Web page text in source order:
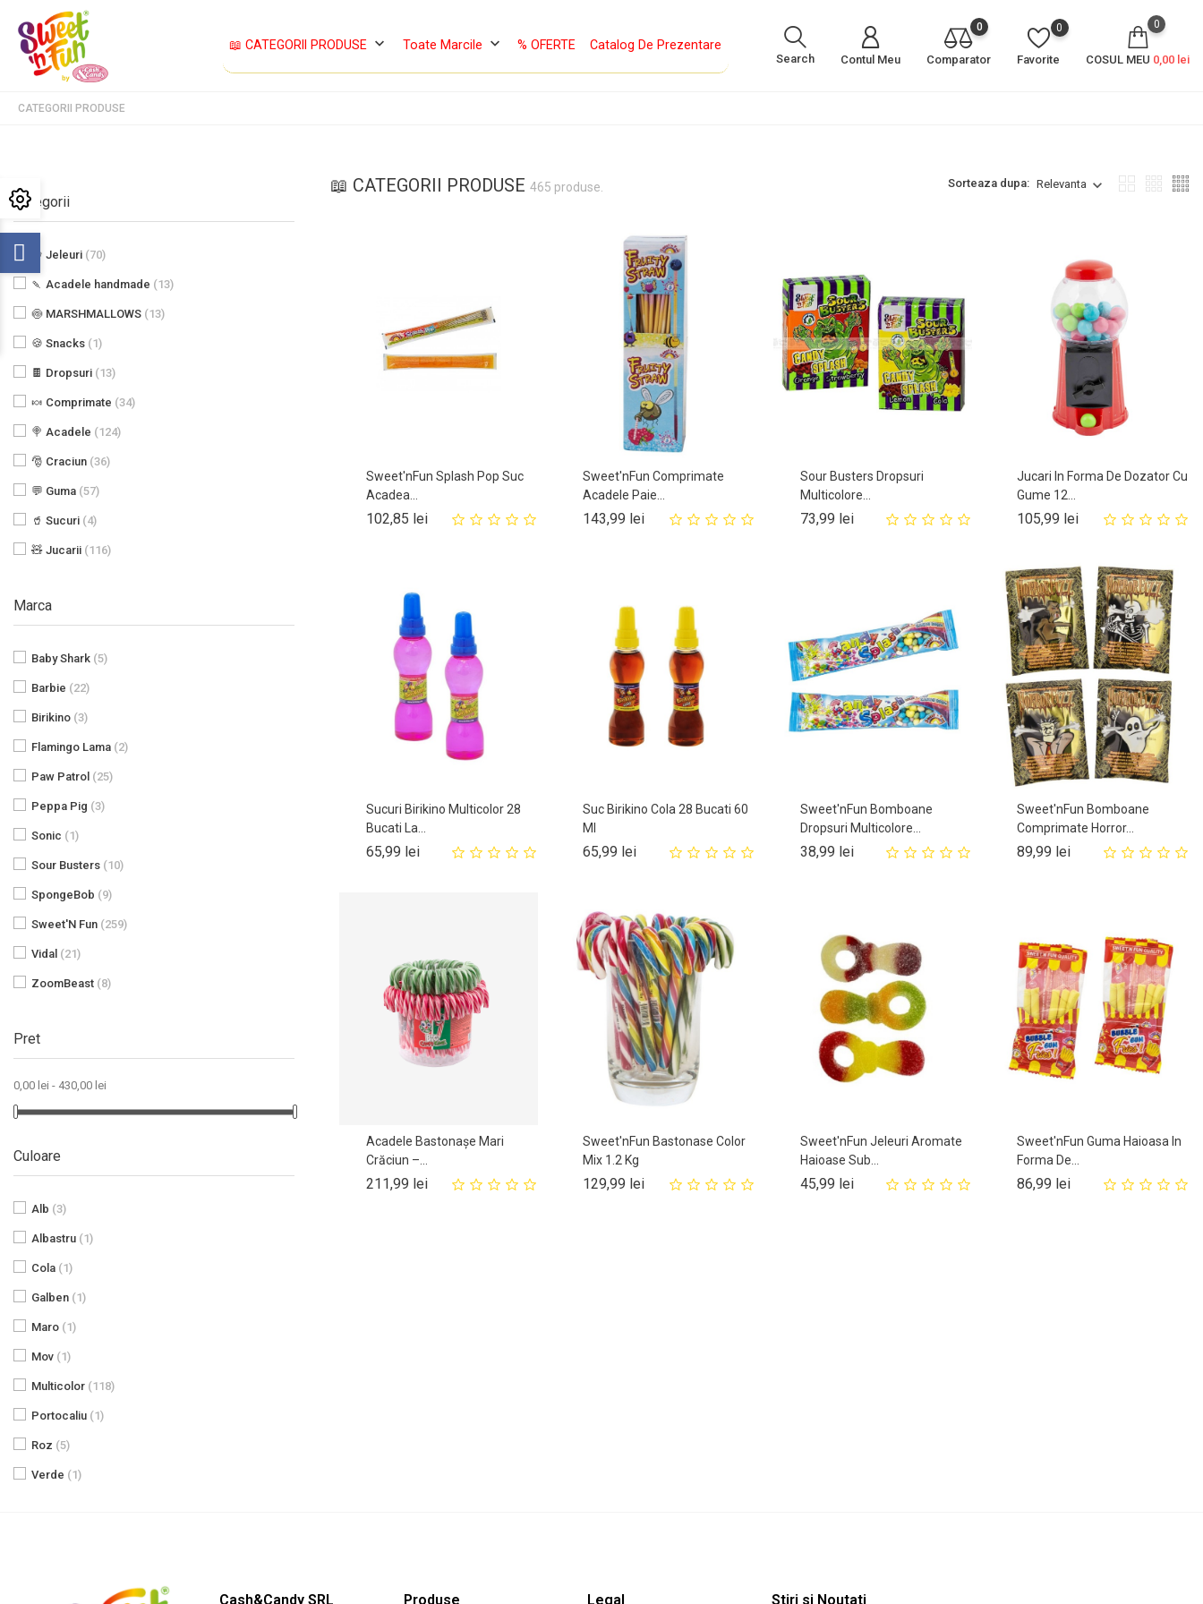
📖 CATEGORII PRODUSE keyboard_arrow_down Toate Marcile keyboard_arrow_down % OFERTE Catalog De Prezentare
Search Contul Meu
0
Comparator
0
Favorite
0
COSUL MEU 0,00 lei
CATEGORII PRODUSE
Categorii
🍇 Jeleuri (70)
🍡 Acadele handmade (13)
🍥 MARSHMALLOWS (13)
🍪 Snacks (1)
🍫 Dropsuri (13)
🍬 Comprimate (34)
🍭 Acadele (124)
🎅 Craciun (36)
💬 Guma (57)
🥤 Sucuri (4)
🧸 Jucarii (116)
Marca
Baby Shark (5)
Barbie (22)
Birikino (3)
Flamingo Lama (2)
Paw Patrol (25)
Peppa Pig (3)
Sonic (1)
Sour Busters (10)
SpongeBob (9)
Sweet'N Fun (259)
Vidal (21)
ZoomBeast (8)
Pret
0,00 lei - 430,00 lei
Culoare
Alb (3)
Albastru (1)
Cola (1)
Galben (1)
Maro (1)
Mov (1)
Multicolor (118)
Portocaliu (1)
Roz (5)
Verde (1)
📖 CATEGORII PRODUSE 465 produse. Sorteaza dupa: Relevanta
Sweet'nFun Splash Pop Suc
Acadea...
102,85 leiPret
Sweet'nFun Comprimate
Acadele Paie...
143,99 leiPret
Sour Busters Dropsuri
Multicolore...
73,99 leiPret
Jucari In Forma De Dozator Cu
Gume 12...
105,99 leiPret
Sucuri Birikino Multicolor 28
Bucati La...
65,99 leiPret
Suc Birikino Cola 28 Bucati 60
Ml
65,99 leiPret
Sweet'nFun Bomboane
Dropsuri Multicolore...
38,99 leiPret
Sweet'nFun Bomboane
Comprimate Horror...
89,99 leiPret
Acadele Bastonașe Mari
Crăciun –...
211,99 leiPret
Sweet'nFun Bastonase Color
Mix 1.2 Kg
129,99 leiPret
Sweet'nFun Jeleuri Aromate
Haioase Sub...
45,99 leiPret
Sweet'nFun Guma Haioasa In
Forma De...
86,99 leiPret
Cash&Candy SRL Produse Legal Stiri si Noutati